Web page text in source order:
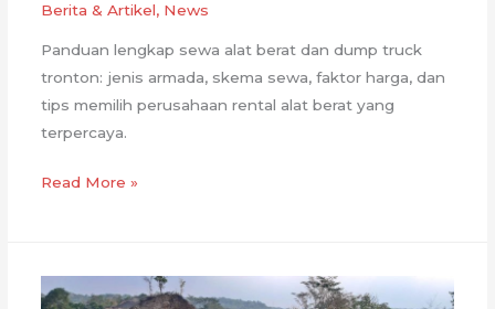
Berita & Artikel, News
Panduan lengkap sewa alat berat dan dump truck
tronton: jenis armada, skema sewa, faktor harga, dan
tips memilih perusahaan rental alat berat yang
terpercaya.
Panduan
dan
Read More »